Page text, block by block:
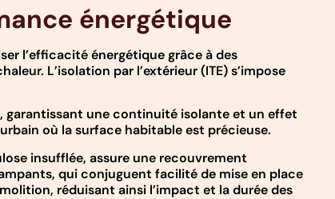
énergétique
l’efficacité énergétique grâce à des
L’isolation par l’extérieur (ITE) s’impose
garantissant une continuité isolante et un effet
où la surface habitable est précieuse.
insufflée, assure une recouvrement
qui conjuguent facilité de mise en place
réduisant ainsi l’impact et la durée des